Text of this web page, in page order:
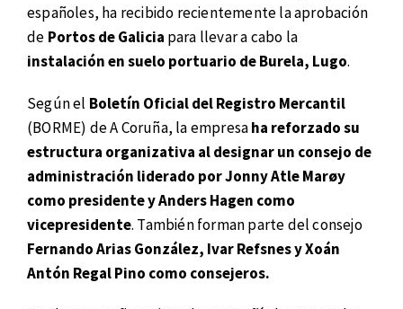
españoles, ha recibido recientemente la aprobación
de Portos de Galicia para llevar a cabo la
instalación en suelo portuario de Burela, Lugo.
Según el Boletín Oficial del Registro Mercantil
(BORME) de A Coruña, la empresaha reforzado su
estructura organizativa al designar un consejo de
administración liderado por Jonny Atle Marøy
como presidente y Anders Hagen como
vicepresidente. También forman parte del consejo
Fernando Arias González, Ivar Refsnes y Xoán
Antón Regal Pino como consejeros.